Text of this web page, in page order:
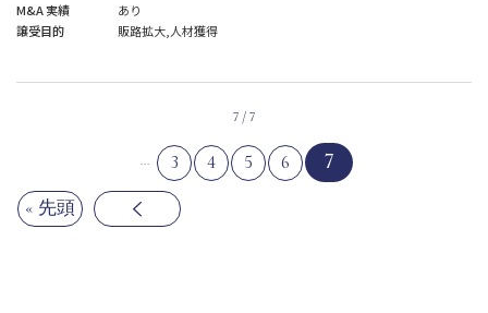
M&A 実績
あり
譲受目的
販路拡大,人材獲得
7 / 7
« 先頭
... 3 4 5 6 7